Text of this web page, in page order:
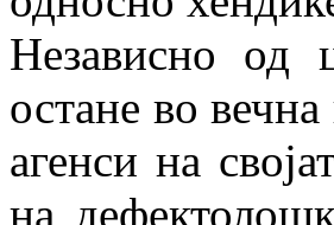
Независно од
остане во
агенси на
на